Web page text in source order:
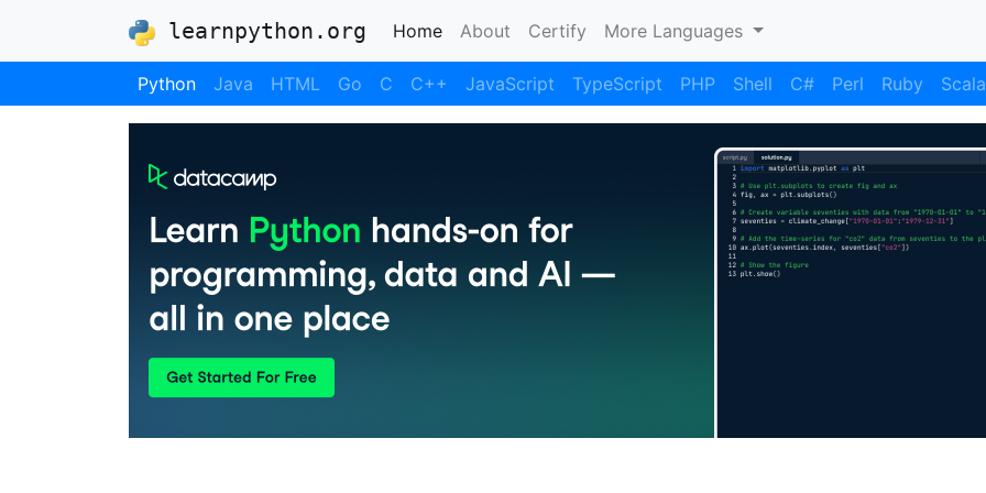
learnpython.org Home(current)
About Certify More Languages
Python Java HTML Go C C++ JavaScript TypeScript PHP Shell C# Perl Ruby Scala